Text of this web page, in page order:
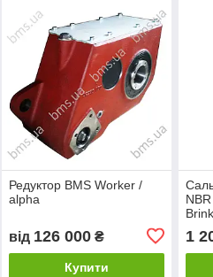
Редуктор BMS Worker /
alpha
від 126 000₴
Купити
1